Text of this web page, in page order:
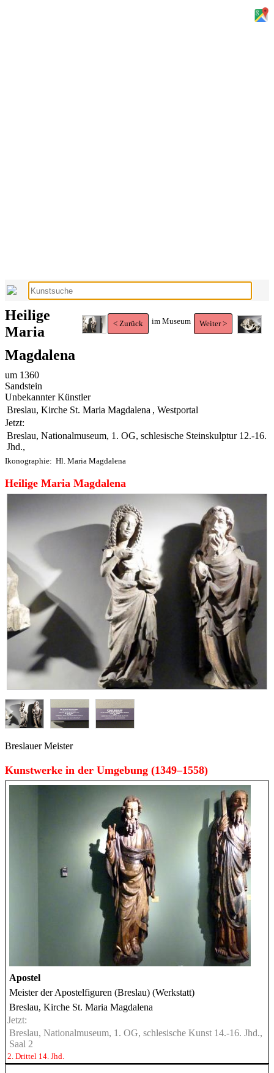
< Zurück im Museum Weiter >
Heilige
Maria
Magdalena
um 1360
Sandstein
Unbekannter Künstler
Breslau, Kirche St. Maria Magdalena , Westportal
Jetzt:
Breslau, Nationalmuseum, 1. OG, schlesische Steinskulptur 12.-16.
Jhd.,
Ikonographie: Hl. Maria Magdalena
Heilige Maria Magdalena
Breslauer Meister
Kunstwerke in der Umgebung (1349–1558)
Apostel
Meister der Apostelfiguren (Breslau) (Werkstatt)
Breslau, Kirche St. Maria Magdalena
Jetzt:
Breslau, Nationalmuseum, 1. OG, schlesische Kunst 14.-16. Jhd.,
Saal 2
2. Drittel 14. Jhd.